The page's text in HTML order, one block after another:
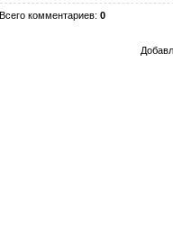
Всего комментариев:0